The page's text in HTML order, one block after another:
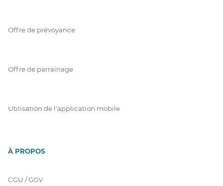
Offre de prévoyance
Offre de parrainage
Utilisation de l'application mobile
À PROPOS
CGU / GGV